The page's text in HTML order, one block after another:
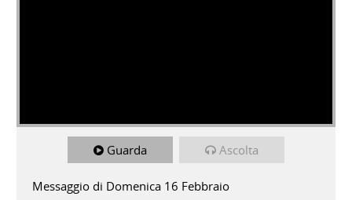
Guarda Ascolta
Messaggio di Domenica 16 Febbraio